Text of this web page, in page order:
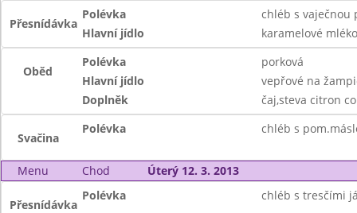
Přesnídávka
Polévka
chléb s vaječnou
Hlavní jídlo
karamelové
Oběd
Polévka
porková
Hlavní jídlo
vepřové na
Doplněk
čaj,steva citron
Svačina
Polévka chléb s
Menu Chod Úterý 12. 3. 2013
Přesnídávka
Polévka chléb s tresčími